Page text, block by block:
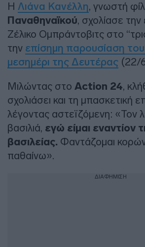
Η Λιάνα Κανέλλη, γνωστή
Παναθηναϊκού, σχολίασε
Ζέλικο Ομπράντοβιτς στο
την επίσημη παρουσίαση
μεσημέρι της Δευτέρας (22/
Μιλώντας στο Action 24,
σχολιάσει και τη μπασκετική
λέγοντας αστεϊζόμενη: «Τον
βασιλιά, εγώ είμαι εναντίον
βασιλείας. Φαντάζομαι
παθαίνω».
ΔΙΑΦΗΜΙΣΗ